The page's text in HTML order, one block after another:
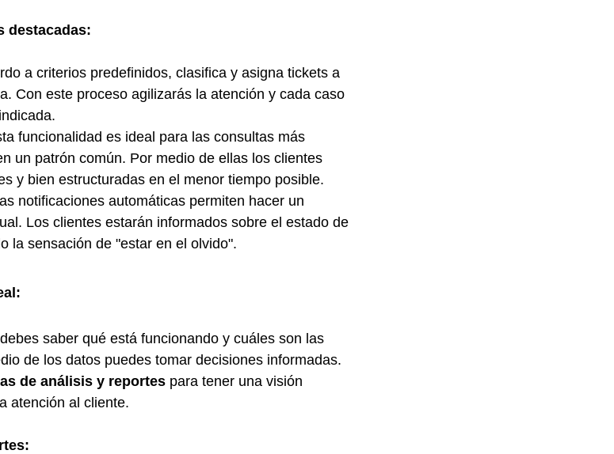
destacadas:
a criterios predefinidos, clasifica y asigna tickets a
Con este proceso agilizarás la atención y cada caso
funcionalidad es ideal para las consultas más
un patrón común. Por medio de ellas los clientes
y bien estructuradas en el menor tiempo posible.
notificaciones automáticas permiten hacer un
Los clientes estarán informados sobre el estado de
la sensación de "estar en el olvido".
saber qué está funcionando y cuáles son las
de los datos puedes tomar decisiones informadas.
de análisis y reportes para tener una visión
atención al cliente.